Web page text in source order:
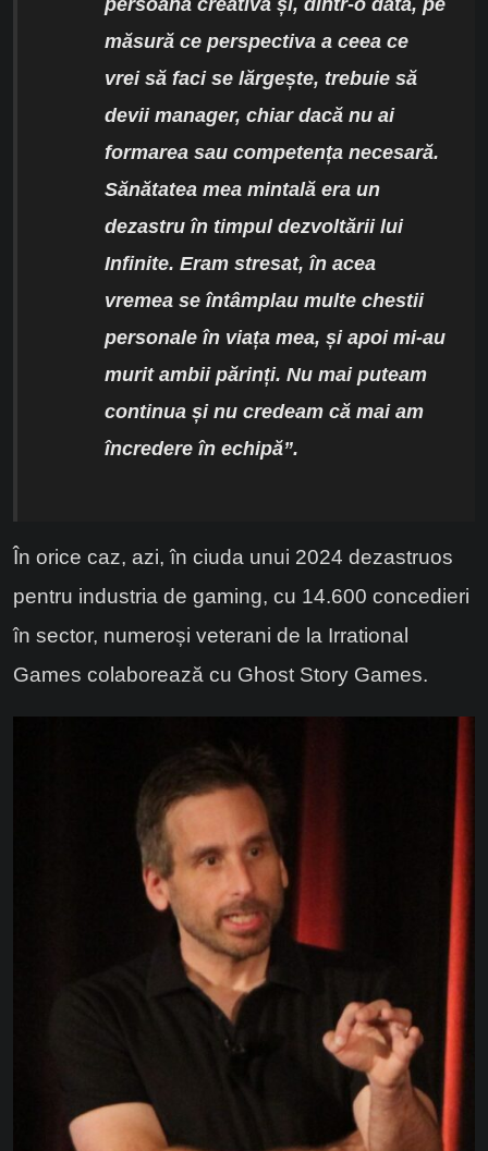
măsură ce perspectiva a ceea ce
vrei să faci se lărgește, trebuie să
devii manager, chiar dacă nu ai
formarea sau competența necesară.
Sănătatea mea mintală era un
dezastru în timpul dezvoltării lui
Infinite. Eram stresat, în acea
vremea se întâmplau multe chestii
personale în viața mea, și apoi mi-au
murit ambii părinți. Nu mai puteam
continua și nu credeam că mai am
încredere în echipă”.
În orice caz, azi, în ciuda unui 2024 dezastruos
pentru industria de gaming, cu 14.600 concedieri
în sector, numeroși veterani de la Irrational
Games colaborează cu Ghost Story Games.